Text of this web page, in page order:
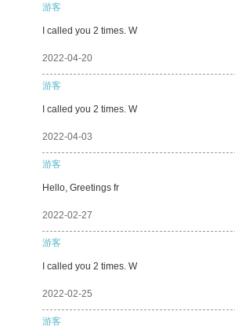
游客
I called you 2 times. W
2022-04-20
游客
I called you 2 times. W
2022-04-03
游客
Hello, Greetings fr
2022-02-27
游客
I called you 2 times. W
2022-02-25
游客